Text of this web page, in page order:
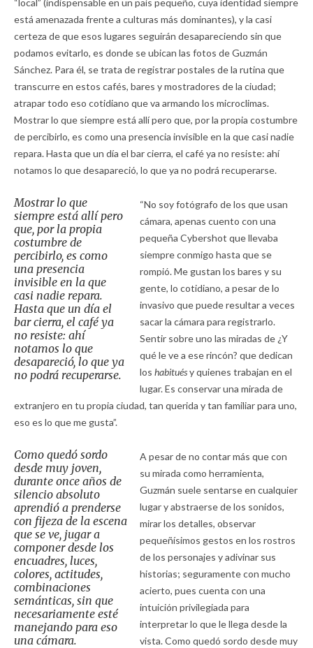
“local” (indispensable en un país pequeño, cuya identidad siempre
está amenazada frente a culturas más dominantes), y la casi
certeza de que esos lugares seguirán desapareciendo sin que
podamos evitarlo, es donde se ubican las fotos de Guzmán
Sánchez. Para él, se trata de registrar postales de la rutina que
transcurre en estos cafés, bares y mostradores de la ciudad;
atrapar todo eso cotidiano que va armando los microclimas.
Mostrar lo que siempre está allí pero que, por la propia costumbre
de percibirlo, es como una presencia invisible en la que casi nadie
repara. Hasta que un día el bar cierra, el café ya no resiste: ahí
notamos lo que desapareció, lo que ya no podrá recuperarse.
Mostrar lo que
siempre está allí pero
que, por la propia
costumbre de
percibirlo, es como
una presencia
invisible en la que
casi nadie repara.
Hasta que un día el
bar cierra, el café ya
no resiste: ahí
notamos lo que
desapareció, lo que ya
no podrá recuperarse.
“No soy fotógrafo de los que usan
cámara, apenas cuento con una
pequeña Cybershot que llevaba
siempre conmigo hasta que se
rompió. Me gustan los bares y su
gente, lo cotidiano, a pesar de lo
invasivo que puede resultar a veces
sacar la cámara para registrarlo.
Sentir sobre uno las miradas de ¿Y
qué le ve a ese rincón? que dedican
los habituésy quienes trabajan en el
lugar. Es conservar una mirada de
extranjero en tu propia ciudad, tan querida y tan familiar para uno,
eso es lo que me gusta”.
Como quedó sordo
desde muy joven,
durante once años de
silencio absoluto
aprendió a prenderse
con fijeza de la escena
que se ve, jugar a
componer desde los
encuadres, luces,
colores, actitudes,
combinaciones
semánticas, sin que
necesariamente esté
manejando para eso
una cámara.
A pesar de no contar más que con
su mirada como herramienta,
Guzmán suele sentarse en cualquier
lugar y abstraerse de los sonidos,
mirar los detalles, observar
pequeñísimos gestos en los rostros
de los personajes y adivinar sus
historias; seguramente con mucho
acierto, pues cuenta con una
intuición privilegiada para
interpretar lo que le llega desde la
vista. Como quedó sordo desde muy